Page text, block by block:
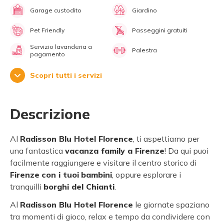
Garage custodito Giardino
Pet Friendly Passeggini gratuiti
Servizio lavanderia a
pagamento
Palestra
Scopri tutti i servizi
Descrizione
Al Radisson Blu Hotel Florence, ti aspettiamo per
una fantastica vacanza family a Firenze! Da qui puoi
facilmente raggiungere e visitare il centro storico di
Firenze con i tuoi bambini, oppure esplorare i
tranquilli borghi del Chianti.
Al Radisson Blu Hotel Florence le giornate spaziano
tra momenti di gioco, relax e tempo da condividere con